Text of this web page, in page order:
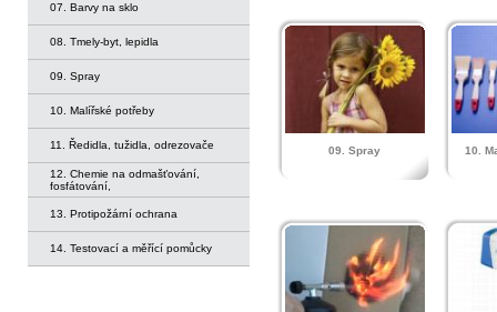
07. Barvy na sklo
08. Tmely-byt, lepidla
09. Spray
10. Malířské potřeby
11. Ředidla, tužidla, odrezovače
12. Chemie na odmašťování,
fosfátování,
13. Protipožární ochrana
14. Testovací a měřící pomůcky
09. Spray 10.